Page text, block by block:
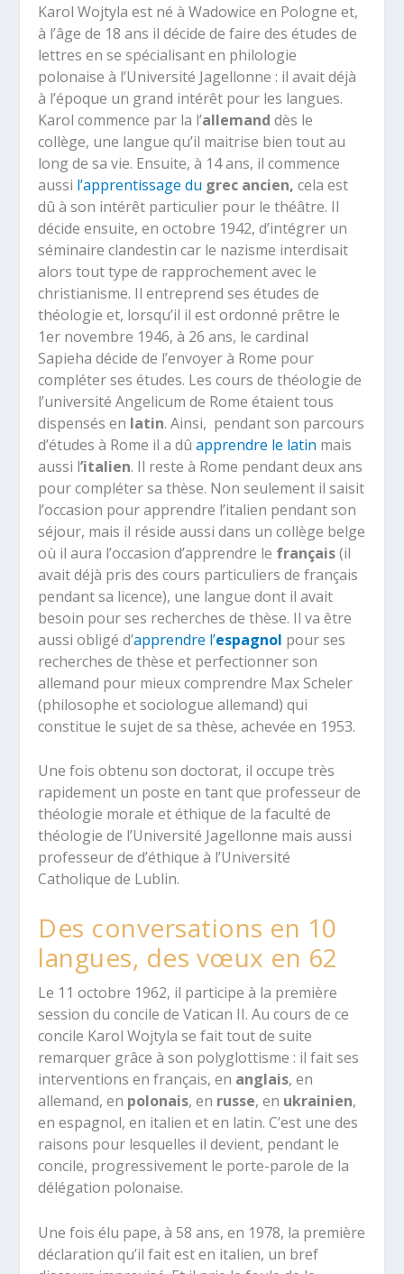
Karol Wojtyla est né à Wadowice en Pologne et,
à l’âge de 18 ans il décide de faire des études de
lettres en se spécialisant en philologie
polonaise à l’Université Jagellonne : il avait déjà
à l’époque un grand intérêt pour les langues.
Karol commence par la l’allemand dès le
collège, une langue qu’il maitrise bien tout au
long de sa vie. Ensuite, à 14 ans, il commence
aussi l’apprentissage du grec ancien, cela est
dû à son intérêt particulier pour le théâtre. Il
décide ensuite, en octobre 1942, d’intégrer un
séminaire clandestin car le nazisme interdisait
alors tout type de rapprochement avec le
christianisme. Il entreprend ses études de
théologie et, lorsqu’il il est ordonné prêtre le
1er novembre 1946, à 26 ans, le cardinal
Sapieha décide de l’envoyer à Rome pour
compléter ses études. Les cours de théologie de
l’université Angelicum de Rome étaient tous
dispensés en latin. Ainsi, pendant son parcours
d’études à Rome il a dûapprendre le latin mais
aussi l’italien. Il reste à Rome pendant deux ans
pour compléter sa thèse. Non seulement il saisit
l’occasion pour apprendre l’italien pendant son
séjour, mais il réside aussi dans un collège belge
où il aura l’occasion d’apprendre le français(il
avait déjà pris des cours particuliers de français
pendant sa licence), une langue dont il avait
besoin pour ses recherches de thèse. Il va être
aussi obligé d’apprendre l’espagnol pour ses
recherches de thèse et perfectionner son
allemand pour mieux comprendre Max Scheler
(philosophe et sociologue allemand) qui
constitue le sujet de sa thèse, achevée en 1953.
Une fois obtenu son doctorat, il occupe très
rapidement un poste en tant que professeur de
théologie morale et éthique de la faculté de
théologie de l’Université Jagellonne mais aussi
professeur de d’éthique à l’Université
Catholique de Lublin.
Des conversations en 10
langues, des vœux en 62
Le 11 octobre 1962, il participe à la première
session du concile de Vatican II. Au cours de ce
concile Karol Wojtyla se fait tout de suite
remarquer grâce à son polyglottisme : il fait ses
interventions en français, en anglais, en
allemand, en polonais, en russe, en ukrainien,
en espagnol, en italien et en latin. C’est une des
raisons pour lesquelles il devient, pendant le
concile, progressivement le porte-parole de la
délégation polonaise.
Une fois élu pape, à 58 ans, en 1978, la première
déclaration qu’il fait est en italien, un bref